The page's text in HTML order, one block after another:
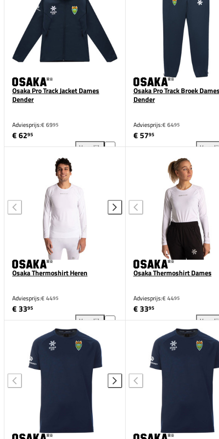
Osaka Pro Track Jacket Dames
Dender
Adviesprijs:€ 6995
€ 6295
Vergelijk
Osaka Pro Track Jacket Dames Dender toevoegen
Osaka Pro Track Broek
Dender
Adviesprijs:€ 6495
€ 5795
Osaka Thermoshirt Heren
Adviesprijs:€ 4495
€ 3395
Vergelijk
Osaka Thermoshirt Heren toevoegen aan
Osaka Thermoshirt Dames
Adviesprijs:€ 4495
€ 3395